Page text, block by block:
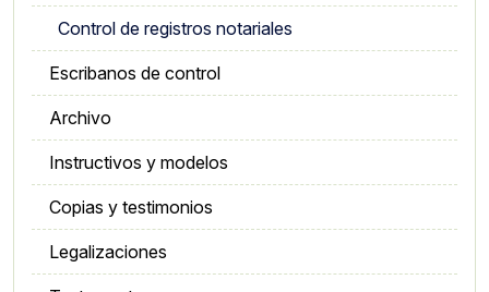
Control de registros notariales
Escribanos de control
Archivo
Instructivos y modelos
Copias y testimonios
Legalizaciones